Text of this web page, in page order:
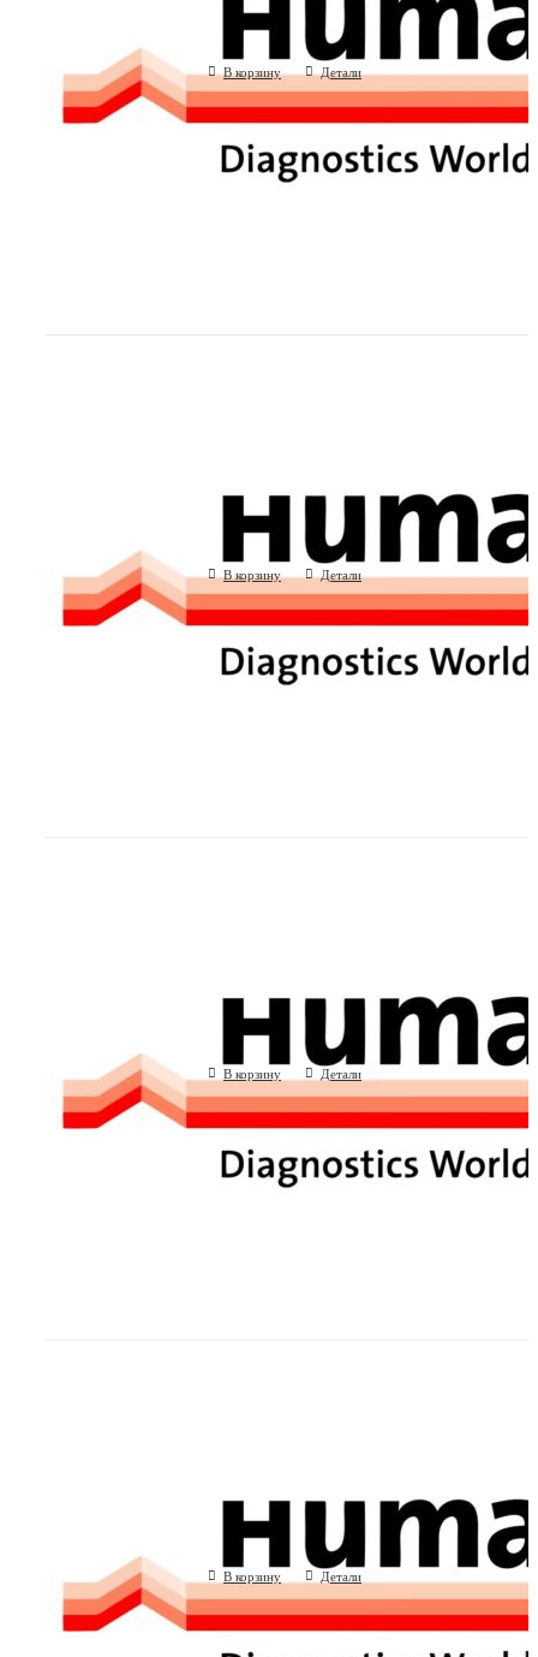
(Human GmbH, Германия)
В корзину Детали
(Human GmbH, Германия)
В корзину Детали
(Human GmbH, Германия)
В корзину Детали
(Human GmbH, Германия)
В корзину Детали